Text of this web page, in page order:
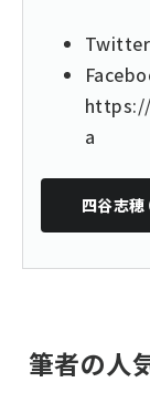
Twitter
a
四谷志穂
筆者の人